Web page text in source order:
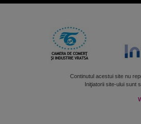
Continutul acestui site nu
Iniţiatorii site-ului sunt